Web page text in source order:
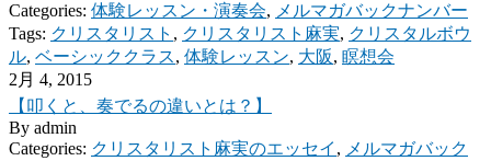
Categories: 体験レッスン・演奏会, メルマガバックナンバー
Tags: クリスタリスト , クリスタリスト麻実, クリスタルボウ
ル, ベーシッククラス, 体験レッスン, 大阪, 瞑想会
2月 4, 2015
【叩くと、奏でるの違いとは？】
By admin
Categories: クリスタリスト麻実のエッセイ , メルマガバック